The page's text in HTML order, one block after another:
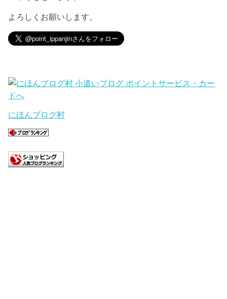
よろしくお願いします。
にほんブログ村